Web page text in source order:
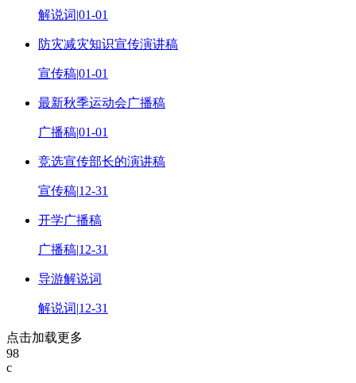
解说词|01-01
防灾减灾知识宣传演讲稿
宣传稿|01-01
最新秋季运动会广播稿
广播稿|01-01
竞选宣传部长的演讲稿
宣传稿|12-31
开学广播稿
广播稿|12-31
导游解说词
解说词|12-31
点击加载更多
98
c